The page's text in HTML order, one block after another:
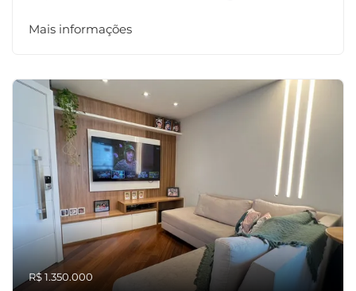
Mais informações
R$ 1.350.000